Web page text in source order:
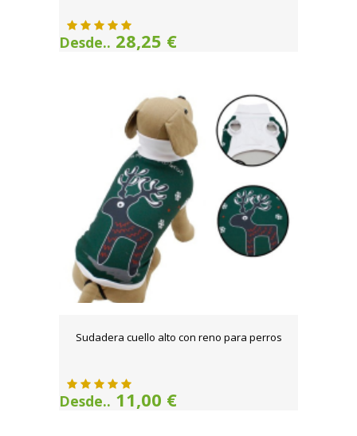
Desde.. 28,25 €
Sudadera cuello alto con reno para perros
Desde.. 11,00 €